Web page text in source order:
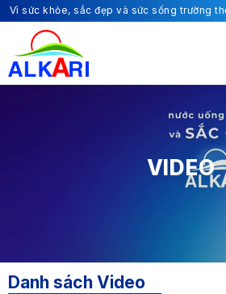
Vì sức khỏe, sắc đẹp và sức sống trường
VIDEO
Danh sách Video